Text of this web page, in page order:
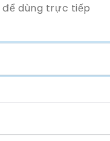
để dùng trực tiếp